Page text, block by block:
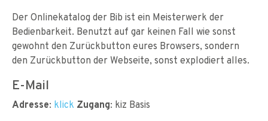
Der Onlinekatalog der Bib ist ein Meisterwerk der
Bedienbarkeit. Benutzt auf gar keinen Fall wie sonst
gewohnt den Zurückbutton eures Browsers, sondern
den Zurückbutton der Webseite, sonst explodiert alles.
E-Mail
Adresse: klick Zugang: kiz Basis